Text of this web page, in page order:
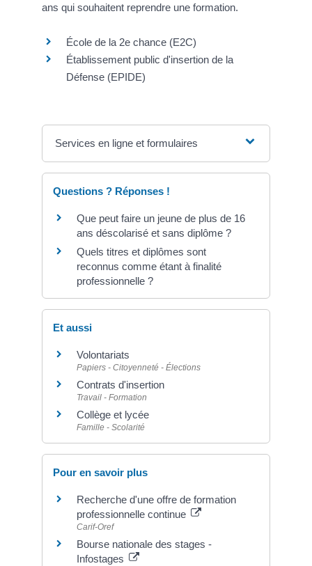
ans qui souhaitent reprendre une formation.
École de la 2e chance (E2C)
Établissement public d'insertion de la
Défense (EPIDE)
Services en ligne et formulaires
Questions ? Réponses !
Que peut faire un jeune de plus de 16
ans déscolarisé et sans diplôme ?
Quels titres et diplômes sont
reconnus comme étant à finalité
professionnelle ?
Et aussi
Volontariats
Papiers - Citoyenneté - Élections
Contrats d'insertion
Travail - Formation
Collège et lycée
Famille - Scolarité
Pour en savoir plus
Recherche d'une offre de formation
professionnelle continue
Carif-Oref
Bourse nationale des stages -
Infostages